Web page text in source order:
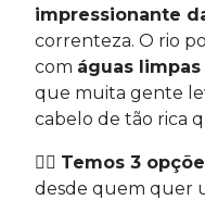
impressionante
correnteza. O rio
com águas
que muita gente
cabelo de tão rica
🚣‍♂️ Temos 3
desde quem quer